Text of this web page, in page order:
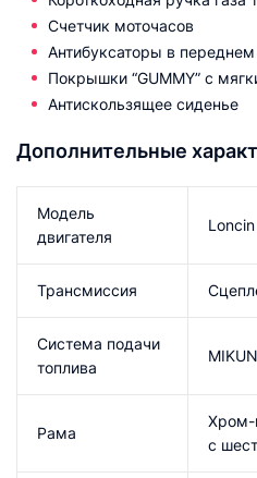
Счетчик моточасов
Антибуксаторы в
Покрышки “GUMMY” с
Антискользящее сиденье
Дополнительные
Модель
двигателя
Трансмиссия
Система подачи
топлива
Рама
Хром-
с